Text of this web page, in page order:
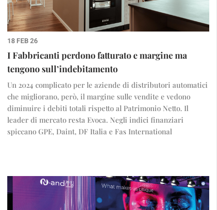
18 FEB 26
I Fabbricanti perdono fatturato e margine ma
tengono sull’indebitamento
Un 2024 complicato per le aziende di distributori automatici
che migliorano, però, il margine sulle vendite e vedono
diminuire i debiti totali rispetto al Patrimonio Netto. Il
leader di mercato resta Evoca. Negli indici finanziari
spiccano GPE, Daint, DF Italia e Fas International